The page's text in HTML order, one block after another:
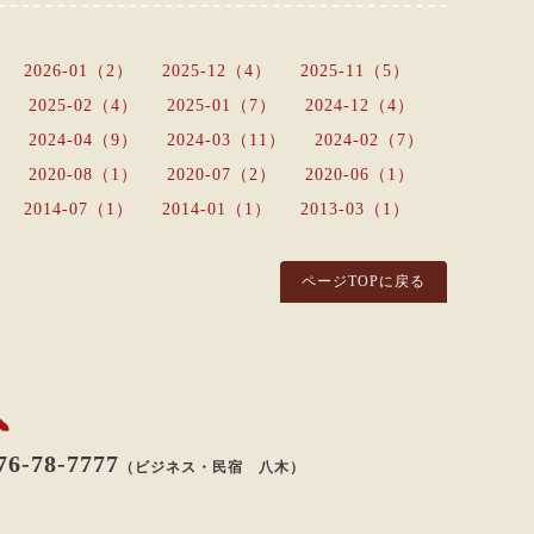
2026-01（2） 2025-12（4）
2025-11（5）
2025-02（4）
2025-01（7）
2024-12（4）
2024-04（9）
2024-03（11）
2024-02（7）
2020-08（1）
2020-07（2）
2020-06（1）
2014-07（1）
2014-01（1） 2013-03（1）
ページTOPに戻る
78-7777 （ビジネス・民宿 八木）